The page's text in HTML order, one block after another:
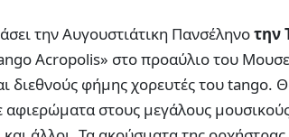
την Αυγουστιάτικη Πανσέληνοτην
Acropolis» στο προαύλιο του
διεθνούς φήμης χορευτές του tango.
αφιερώματα στους μεγάλους